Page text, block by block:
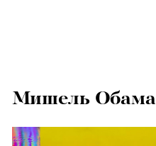
Мишель Обама